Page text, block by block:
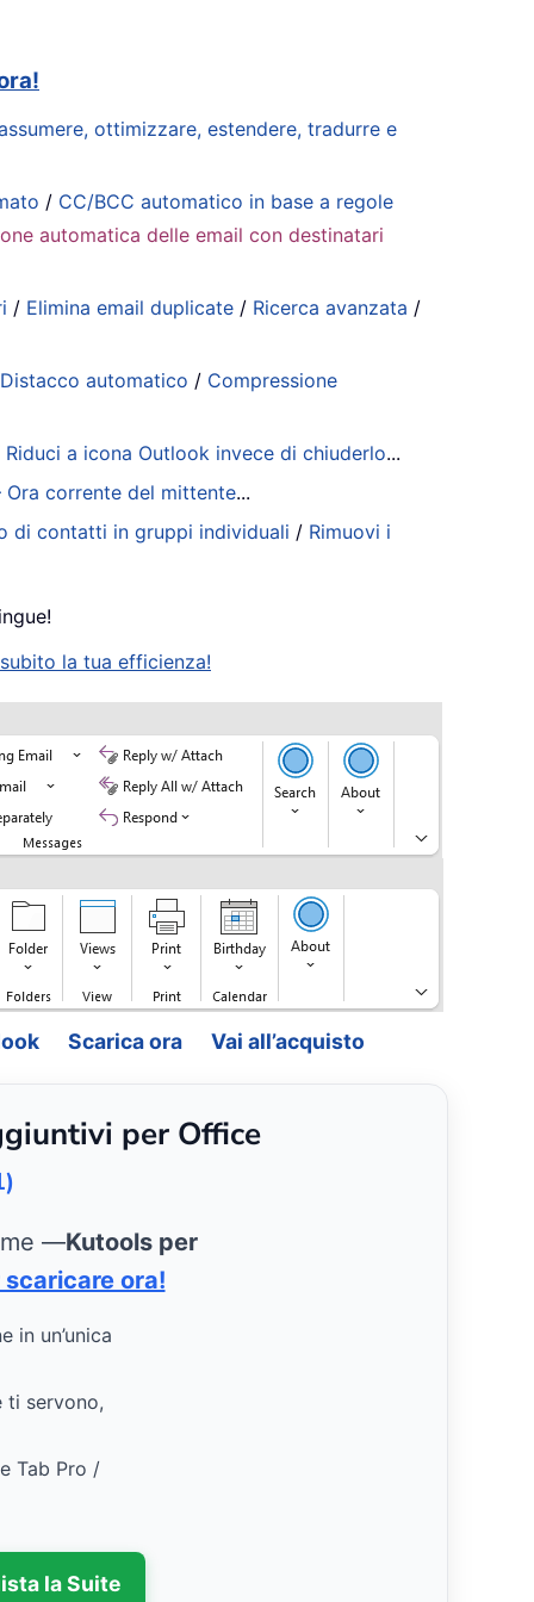
ottimizzare, estendere, tradurre e
/ CC/BCC automatico in base a regole
automatica delle email con destinatari
/ Elimina email duplicate / Ricerca avanzata /
Distacco automatico / Compressione
Riduci a icona Outlook invece di chiuderlo...
corrente del mittente...
di contatti in gruppi individuali / Rimuovi i
la tua efficienza!
Scarica ora Vai all’acquisto
per Office
—Kutools per
ora!
in un’unica
ti servono,
Tab Pro /
la Suite